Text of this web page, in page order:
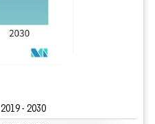
2019 - 2030